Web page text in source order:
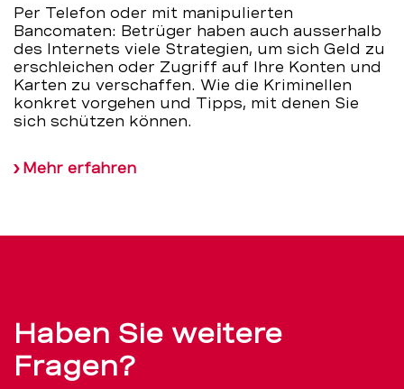
Per Telefon oder mit manipulierten
Bancomaten: Betrüger haben auch ausserhalb
des Internets viele Strategien, um sich Geld zu
erschleichen oder Zugriff auf Ihre Konten und
Karten zu verschaffen. Wie die Kriminellen
konkret vorgehen und Tipps, mit denen Sie
sich schützen können.
Mehr erfahren
Haben Sie weitere
Fragen?